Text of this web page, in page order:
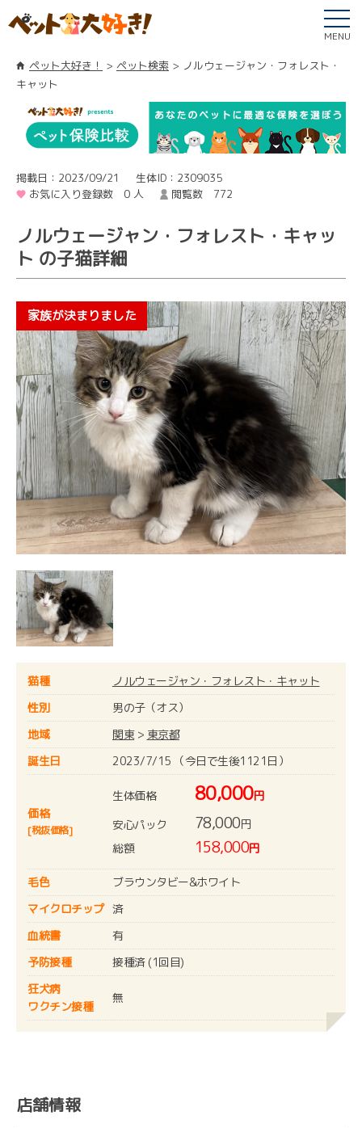
MENU
ペット大好き！ ペット検索
ノルウェージャン・フォレスト・
キャット
掲載日：2023/09/21
生体ID：2309035
お気に入り登録数 0 人
閲覧数 772
ノルウェージャン・フォレスト・キャッ
ト の子猫詳細
猫種
ノルウェージャン・フォレスト・キャット
性別
男の子（オス）
地域
関東> 東京都
誕生日
2023/7/15 （今日で生後1121日）
価格
[税抜価格]
生体価格 80,000円
安心パック
78,000円
総額
158,000円
毛色
ブラウンタビー&ホワイト
マイクロチップ 済
血統書
有
予防接種
接種済 (1回目)
狂犬病
ワクチン接種
無
店舗情報